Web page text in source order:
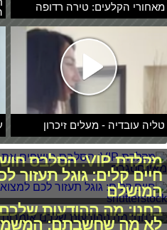
מאחורי הקלעים: טירה רדופה
טליה עובדיה - מעלים זיכרון
מקלדת VIP: הסלבס חושפים את האימוג'י שלהם
חיים קלים: גוגל תעזור
המושלם
בחנו: מה ההודעות
לא מה שחשבתם: